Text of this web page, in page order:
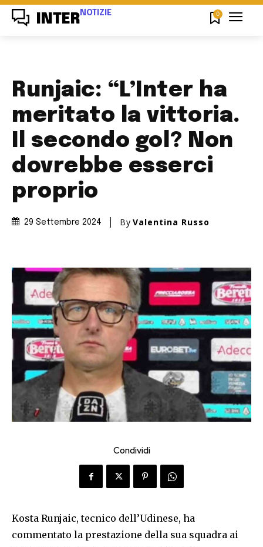
INTER NOTIZIE 0
Runjaic: “L’Inter ha
meritato la vittoria.
Il secondo gol? Non
dovrebbe esserci
proprio
29 Settembre 2024 By Valentina Russo
Condividi
Kosta Runjaic, tecnico dell’Udinese, ha
commentato la prestazione della sua squadra ai